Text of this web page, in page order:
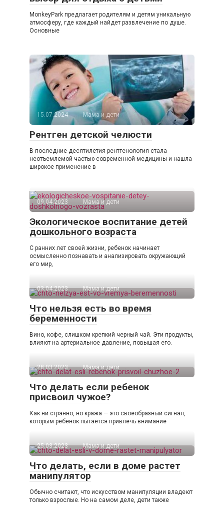
MonkeyPark предлагает родителям и детям уникальную
атмосферу, где каждый найдет развлечение по душе.
Основные
15.07.2024 Мама и дети
Рентген детской челюсти
В последние десятилетия рентгенология стала
неотъемлемой частью современной медицины и нашла
широкое применение в
09.04.2023 Мама и дети
Экологическое воспитание детей
дошкольного возраста
С ранних лет своей жизни, ребенок начинает
осмысленно познавать и анализировать окружающий
его мир,
03.04.2023 Мама и дети
Что нельзя есть во время
беременности
Вино, кофе, слишком крепкий черный чай. Эти продукты,
влияют на артериальное давление, повышая его.
28.03.2023 Мама и дети
Что делать если ребенок
присвоил чужое?
Как ни странно, но кража — это своеобразный сигнал,
которым ребенок пытается привлечь внимание
25.03.2023 Мама и дети
Что делать, если в доме растет
манипулятор
Обычно считают, что искусством манипуляции владеют
только взрослые. Но на самом деле, дети также